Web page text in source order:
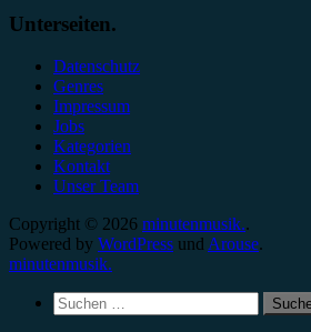
Unterseiten.
Datenschutz
Genres
Impressum
Jobs
Kategorien
Kontakt
Unser Team
Copyright © 2026 minutenmusik..
Powered by WordPress und Arouse.
minutenmusik.
Suchen
nach: